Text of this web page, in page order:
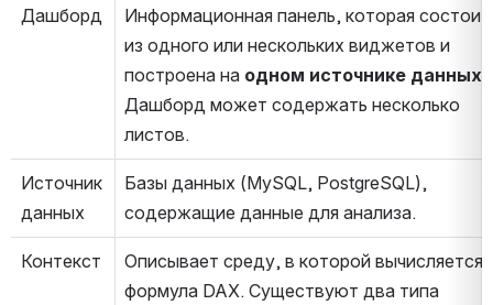
Дашборд
Информационная панель, которая состоит
из одного или нескольких виджетов и
построена на одном источнике данных
Дашборд может содержать несколько
листов.
Источник
данных
Базы данных (MySQL, PostgreSQL),
содержащие данные для анализа.
Контекст
Описывает среду, в которой вычисляется
формула DAX. Существуют два типа